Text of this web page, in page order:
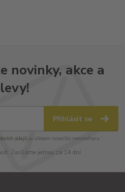
novinky, akce a
Přihlásit se
údajůza účelem rozesílky newsletteru.
Zasíláme jednou za 14 dní.